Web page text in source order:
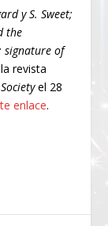
y S. Sweet;
the
signature of
revista
el 28
enlace.